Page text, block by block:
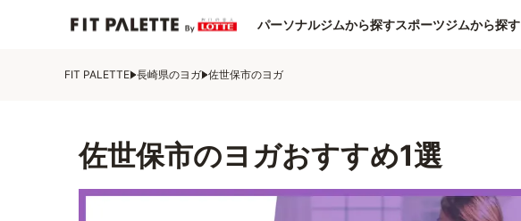
パーソナルジムから探すスポーツジムから探す
FIT PALETTE 長崎県のヨガ 佐世保市のヨガ
佐世保市のヨガおすすめ1選